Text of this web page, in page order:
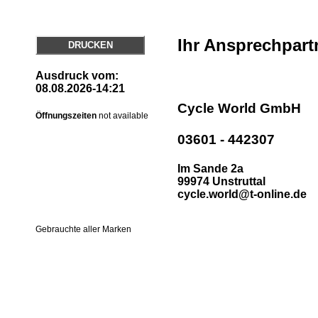
DRUCKEN
Ausdruck vom:
08.08.2026-14:21
Öffnungszeiten not available
Ihr
Cycle World GmbH
03601 - 442307
Im Sande 2a
99974 Unstruttal
cycle.world@t-online.de
Gebrauchte aller Marken